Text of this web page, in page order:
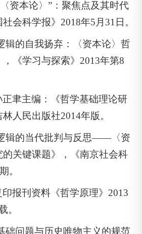
资本论〉”：聚焦点及其时代
会科学报》2018年5月31日。
辑的自我扬弃：〈资本论〉哲
《学习与探索》2013年第8
聿主编：《哲学基础理论研
人民出版社2014年版。
辑的当代批判与反思——〈资
关键课题》，《南京社会科
。
报刊资料《哲学原理》2013
。
础问题与历史唯物主义的规范